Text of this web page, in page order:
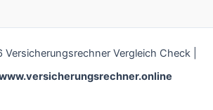
Vergleich Check |